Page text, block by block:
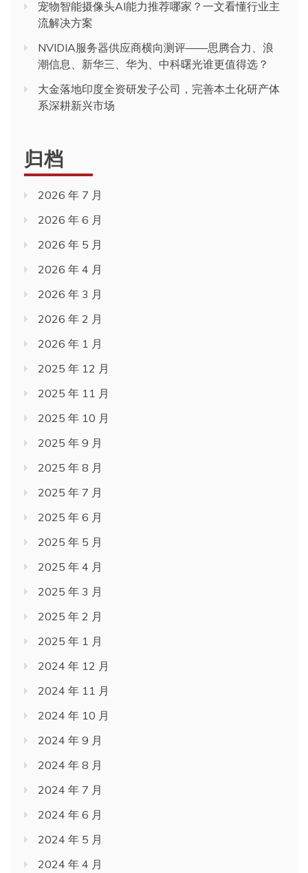
宠物智能摄像头AI能力推荐哪家？一文看懂行业主
流解决方案
NVIDIA服务器供应商横向测评——思腾合力、浪
潮信息、新华三、华为、中科曙光谁更值得选？
大金落地印度全资研发子公司，完善本土化研产体
系深耕新兴市场
归档
2026 年 7 月
2026 年 6 月
2026 年 5 月
2026 年 4 月
2026 年 3 月
2026 年 2 月
2026 年 1 月
2025 年 12 月
2025 年 11 月
2025 年 10 月
2025 年 9 月
2025 年 8 月
2025 年 7 月
2025 年 6 月
2025 年 5 月
2025 年 4 月
2025 年 3 月
2025 年 2 月
2025 年 1 月
2024 年 12 月
2024 年 11 月
2024 年 10 月
2024 年 9 月
2024 年 8 月
2024 年 7 月
2024 年 6 月
2024 年 5 月
2024 年 4 月